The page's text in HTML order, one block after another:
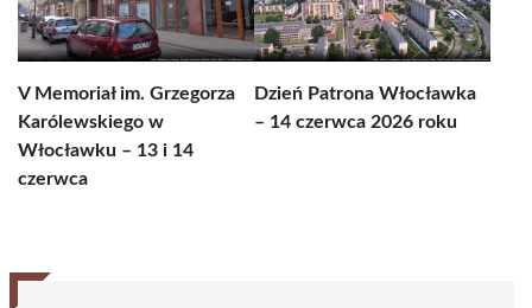
V Memoriał im. Grzegorza
Karólewskiego w
Włocławku – 13 i 14
czerwca
Dzień Patrona Włocławka
– 14 czerwca 2026 roku